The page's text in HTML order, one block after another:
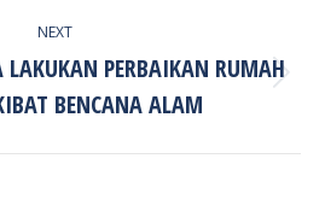
NEXT
Next
post:
LAKUKAN PERBAIKAN RUMAH
BENCANA ALAM